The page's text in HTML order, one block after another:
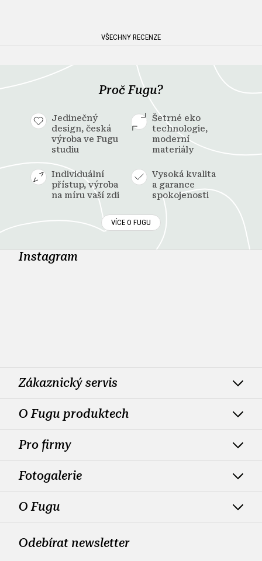
VŠECHNY RECENZE
Proč Fugu?
Jedinečný
design, česká
výroba ve Fugu
studiu
Šetrné eko
technologie,
moderní
materiály
Individuální
přístup, výroba
na míru vaší zdi
Vysoká kvalita
a garance
spokojenosti
VÍCE O FUGU
Instagram
Zákaznický servis
O Fugu produktech
Pro firmy
Fotogalerie
O Fugu
Odebírat newsletter